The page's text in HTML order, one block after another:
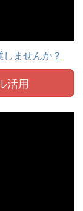
ませんか？
活用